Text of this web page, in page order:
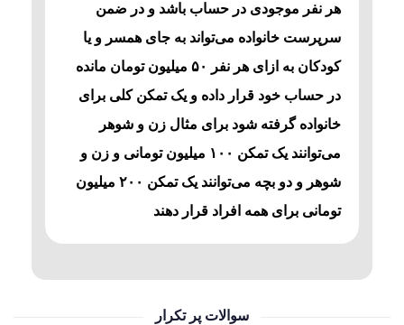
هر نفر موجودی در حساب باشد و در ضمن
سرپرست خانواده می‌تواند به جای همسر و یا
کودکان به ازای هر نفر ۵۰ میلیون تومان مانده
در حساب خود قرار داده و یک تمکن کلی برای
خانواده گرفته شود برای مثال زن و شوهر
می‌توانند یک تمکن ۱۰۰ میلیون تومانی و زن و
شوهر و دو بچه می‌توانند یک تمکن ۲۰۰ میلیون
تومانی برای همه افراد قرار دهند
سوالات پر تکرار